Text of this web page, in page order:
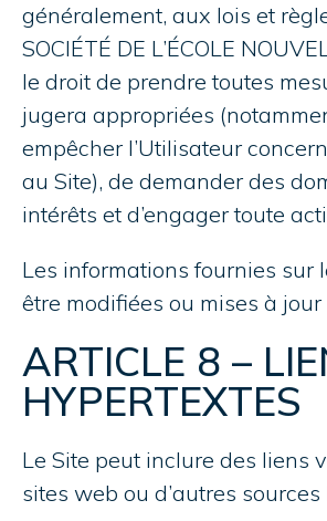
généralement, aux lois et
SOCIÉTÉ DE L’ÉCOLE
le droit de prendre toutes
jugera appropriées
empêcher l’Utilisateur
au Site), de demander des
intérêts et d’engager toute
Les informations fournies sur
être modifiées ou mises à
ARTICLE 8 –
HYPERTEXTES
Le Site peut inclure des liens
sites web ou d’autres sources